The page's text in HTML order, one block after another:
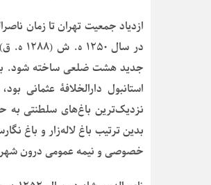
ازدیاد جمعیت تهران تا زمان
در
جدید هشت ضلعی ساخته شود. به
استانبول دارالخلافۀ عثمانی
نزدیک‌ترین باغ‌های سلطنتی به
بدین ترتیب باغ لاله‌زار و باغ
خصوصی و نیمه عمومی درون